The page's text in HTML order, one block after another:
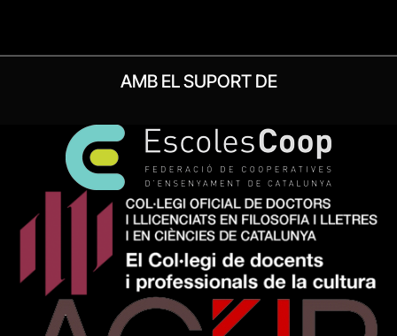
AMB EL SUPORT DE